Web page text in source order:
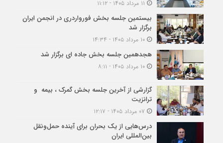
بیستمین جلسه بخش فورواردری در انجمن ایران
برگزار شد
۱۰ مرداد ۱۴۰۵ - ۱۴:۳۴
هجدهمین جلسه بخش جاده ای برگزار شد
۱۰ مرداد ۱۴۰۵ - ۸:۱۱
گزارشی از آخرین جلسه بخش گمرک ، بیمه و
ترانزیت
درس‌هایی از یک بحران برای آینده حمل‌ونقل
بین‌المللی ایران